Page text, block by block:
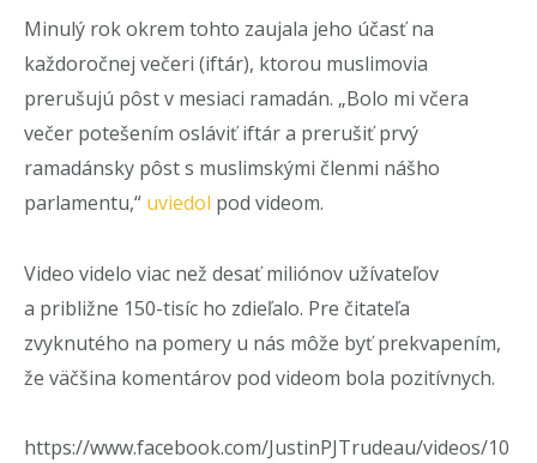
Minulý rok okrem tohto zaujala jeho účasť na
každoročnej večeri (iftár), ktorou muslimovia
prerušujú pôst v mesiaci ramadán. „Bolo mi včera
večer potešením osláviť iftár a prerušiť prvý
ramadánsky pôst s muslimskými členmi nášho
parlamentu,“ uviedol pod videom.
Video videlo viac než desať miliónov užívateľov
a približne 150-tisíc ho zdieľalo. Pre čitateľa
zvyknutého na pomery u nás môže byť prekvapením,
že väčšina komentárov pod videom bola pozitívnych.
https://www.facebook.com/JustinPJTrudeau/videos/10